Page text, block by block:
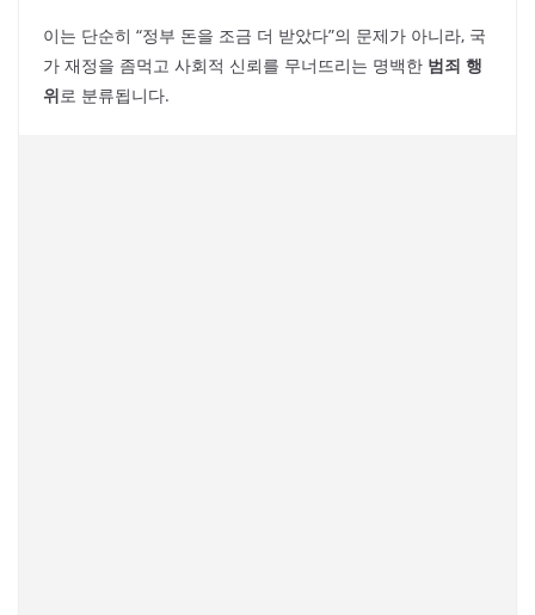
이는 단순히 “정부 돈을 조금 더 받았다”의 문제가 아니라, 국
가 재정을 좀먹고 사회적 신뢰를 무너뜨리는 명백한 범죄 행
위로 분류됩니다.